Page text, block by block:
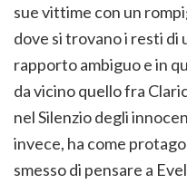
sue vittime con un
dove si trovano i resti di
rapporto ambiguo e in
da vicino quello fra
nel Silenzio degli
invece, ha come
smesso di pensare a